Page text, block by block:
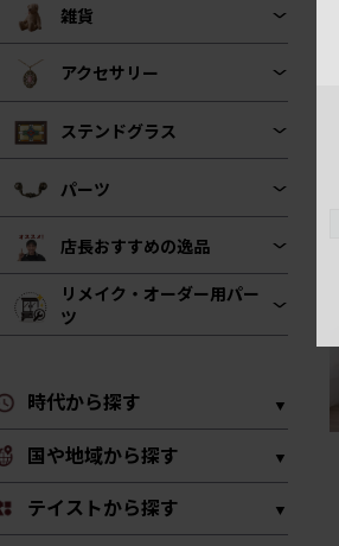
雑貨
アクセサリー
ステンドグラス
パーツ
店長おすすめの逸品
リメイク・オーダー用パー
ツ
時代から探す
国や地域から探す
テイストから探す